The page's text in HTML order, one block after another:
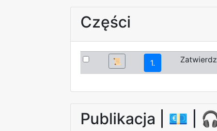
Części
📜 1.
Publikacja | 💶 |